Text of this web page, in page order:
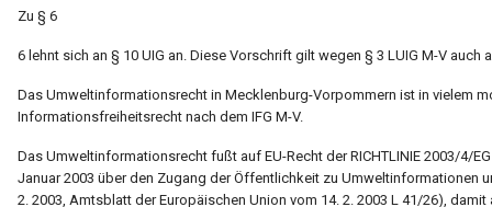
Zu § 6
6 lehnt sich an § 10 UIG an. Diese Vorschrift gilt wegen § 3 LUIG M-V auch
Das Umweltinformationsrecht in Mecklenburg-Vorpommern ist in vielem
Informationsfreiheitsrecht nach dem IFG M-V.
Das Umweltinformationsrecht fußt auf EU-Recht der RICHTLINIE 2003/4/EG
Januar 2003 über den Zugang der Öffentlichkeit zu Umweltinformationen
2. 2003, Amtsblatt der Europäischen Union vom 14. 2. 2003 L 41/26),